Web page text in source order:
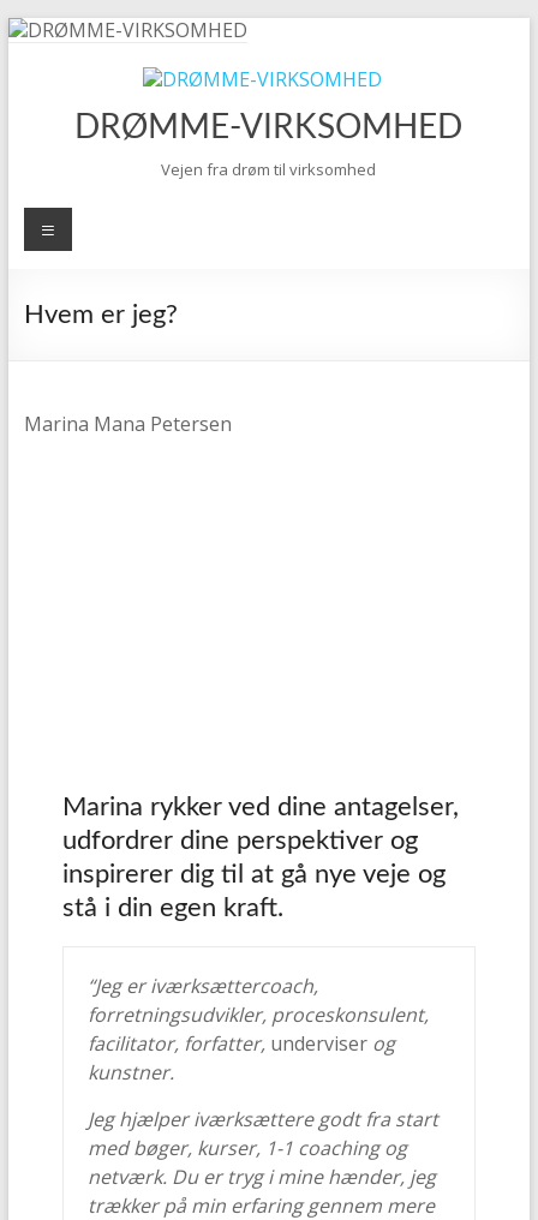
Skip
DRØMME-VIRKSOMHED
Vejen fra drøm til virksomhed
Menu
Hvem er jeg?
Marina Mana Petersen
Marina rykker ved dine antagelser,
udfordrer dine perspektiver og
inspirerer dig til at gå nye veje og
stå i din egen kraft.
“Jeg er iværksættercoach,
forretningsudvikler, proceskonsulent,
facilitator, forfatter, underviser og
kunstner.
Jeg hjælper iværksættere godt fra start
med bøger, kurser, 1-1 coaching og
netværk. Du er tryg i mine hænder, jeg
trækker på min erfaring gennem mere